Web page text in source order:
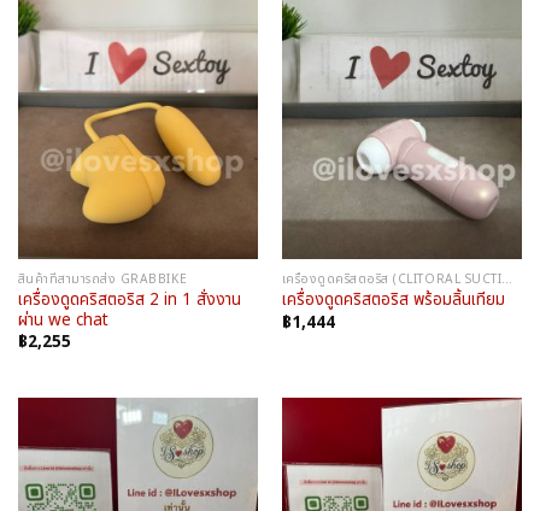
สินค้าที่สามารถส่ง GRABBIKE
เครื่องดูดคริสตอริส 2 in 1 สั่งงาน
ผ่าน we chat
฿2,255
เครื่องดูดคริสตอริส (CLITORAL SUCTION)
เครื่องดูดคริสตอริส พร้อมลิ้นเทียม
฿1,444